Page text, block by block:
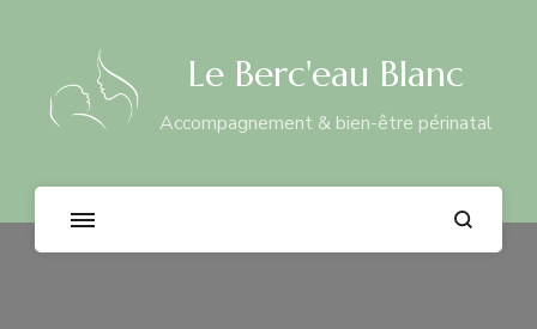
Le Berc'eau Blanc
Accompagnement & bien-être périnatal